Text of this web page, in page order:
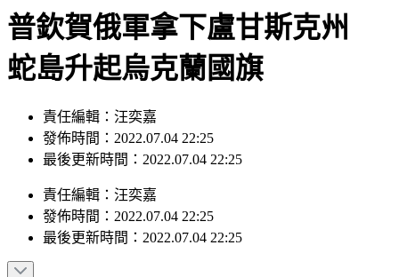
普欽賀俄軍拿下盧甘斯克州
蛇島升起烏克蘭國旗
責任編輯：汪奕嘉
發佈時間：2022.07.04 22:25
最後更新時間：2022.07.04 22:25
責任編輯 ： 汪奕嘉
發佈時間： 2022.07.04 22:25
最後更新時間： 2022.07.04 22:25